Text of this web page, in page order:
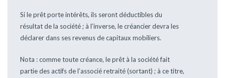
Si le prêt porte intérêts, ils seront déductibles du
résultat de la société ; à l’inverse, le créancier devra les
déclarer dans ses revenus de capitaux mobiliers.
Nota : comme toute créance, le prêt à la société fait
partie des actifs de l’associé retraité (sortant) ; à ce titre,